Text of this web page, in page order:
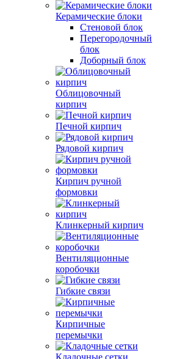
Керамические блоки
Стеновой блок
Перегородочный
блок
Доборный блок
Облицовочный
кирпич
Печной кирпич
Рядовой кирпич
Кирпич ручной
формовки
Клинкерный кирпич
Вентиляционные
коробочки
Гибкие связи
Кирпичные
перемычки
Кладочные сетки